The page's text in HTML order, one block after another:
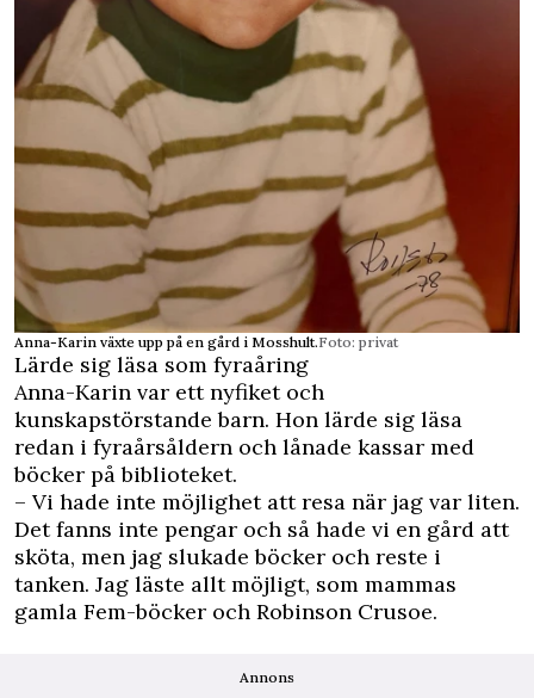
Anna-Karin växte upp på en gård i Mosshult.Foto: privat
Lärde sig läsa som fyraåring
Anna-Karin var ett nyfiket och
kunskapstörstande barn. Hon lärde sig läsa
redan i fyraårsåldern och lånade kassar med
böcker på biblioteket.
– Vi hade inte möjlighet att resa när jag var liten.
Det fanns inte pengar och så hade vi en gård att
sköta, men jag slukade böcker och reste i
tanken. Jag läste allt möjligt, som mammas
gamla Fem-böcker och Robinson Crusoe.
Annons